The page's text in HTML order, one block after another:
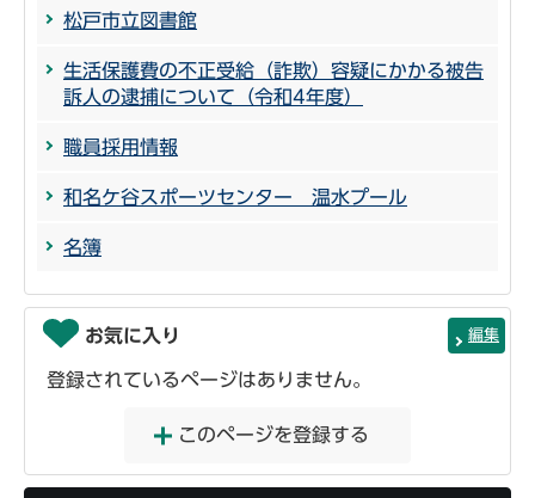
松戸市立図書館
生活保護費の不正受給（詐欺）容疑にかかる被告
訴人の逮捕について（令和4年度）
職員採用情報
和名ケ谷スポーツセンター 温水プール
名簿
お気に入り 編集
登録されているページはありません。
このページを登録する